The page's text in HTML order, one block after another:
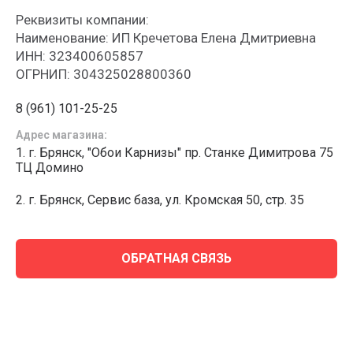
Реквизиты компании:
Наименование: ИП Кречетова Елена Дмитриевна
ИНН: 323400605857
ОГРНИП: 304325028800360
8 (961) 101-25-25
Адрес магазина:
1. г. Брянск, "Обои Карнизы" пр. Станке Димитрова 75
ТЦ Домино
2. г. Брянск, Сервис база, ул. Кромская 50, стр. 35
ОБРАТНАЯ СВЯЗЬ